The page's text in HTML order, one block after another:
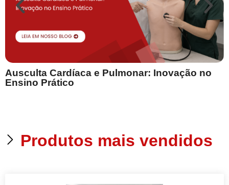
Ausculta Cardíaca e Pulmonar: Inovação no
Ensino Prático
Produtos mais vendidos